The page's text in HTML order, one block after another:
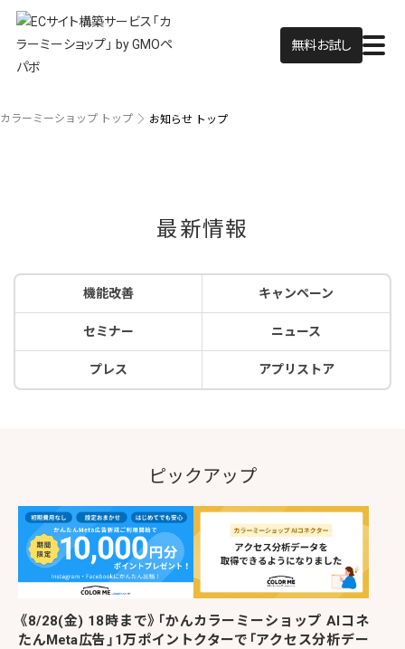
無料お試し
カラーミーショップ トップ お知らせ トップ
最新情報
機能改善 キャンペーン
セミナー ニュース
プレス アプリストア
ピックアップ
《8/28(金) 18時まで》「かん
たんMeta広告」1万ポイント
カラーミーショップ AIコネ
クターで「アクセス分析デー